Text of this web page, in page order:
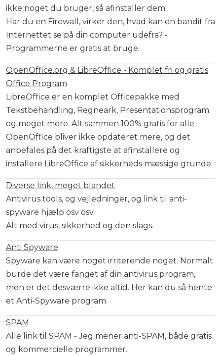
ikke noget du bruger, så afinstaller dem.
Har du en Firewall, virker den, hvad kan en bandit fra
Internettet se på din computer udefra? -
Programmerne er gratis at bruge.
OpenOffice.org & LibreOffice - Komplet fri og gratis
Office Program
LibreOffice er en komplet Officepakke med
Tekstbehandling, Regneark, Presentationsprogram
og meget mere. Alt sammen 100% gratis for alle.
OpenOffice bliver ikke opdateret mere, og det
anbefales på det kraftigste at afinstallere og
installere LibreOffice af sikkerheds mæssige grunde.
Diverse link, meget blandet
Antivirus tools, og vejledninger, og link til anti-
spyware hjælp osv osv.
Alt med virus, sikkerhed og den slags.
Anti Spyware
Spyware kan være noget irriterende noget. Normalt
burde det være fanget af din antivirus program,
men er det desværre ikke altid. Her kan du så hente
et Anti-Spyware program.
SPAM
Alle link til SPAM - Jeg mener anti-SPAM, både gratis
og kommercielle programmer.